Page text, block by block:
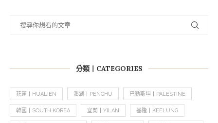
分類丨CATEGORIES
花蓮丨HUALIEN 澎湖丨PENGHU 巴勒斯坦丨PALESTINE
韓國丨SOUTH KOREA 宜蘭丨YILAN 基隆丨KEELUNG